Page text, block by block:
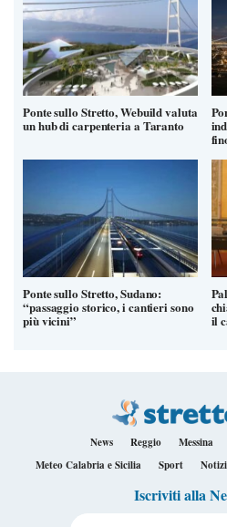
Ponte sullo Stretto, Webuild valuta
un hub di carpenteria a Taranto
Ponte sullo Stretto, Sudano:
“passaggio storico, i cantieri sono
più vicini” il
News Reggio Messina
Meteo Calabria e Sicilia
Sport
Iscriviti alla